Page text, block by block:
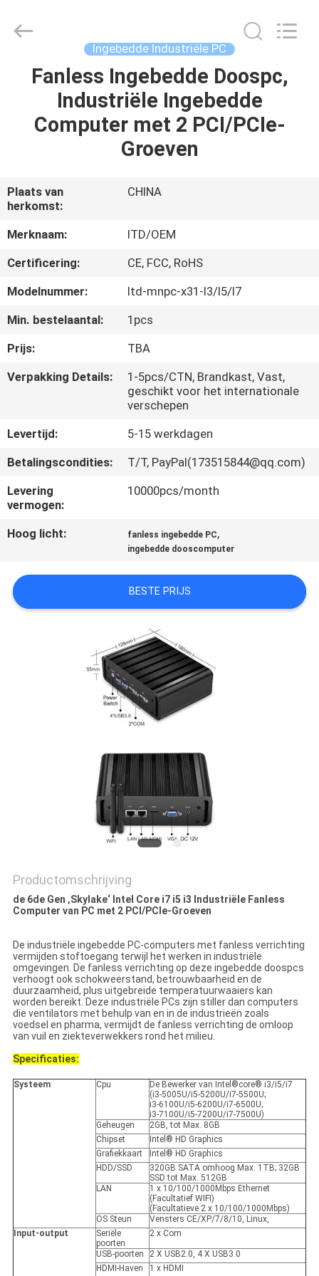
HUIS
PRODUCTEN
ONGEVEER
ONS
FABRIEKSREIS
KWALITEITSCONTROLE
CONTACTEER
VERZOEK
OM EEN
CITAAT
SITEMAP
PRIVACY
POLICY
Equipment
Ingebedde Industriële PC
Fanless Ingebedde Doospc,
Industriële Ingebedde
Computer met 2 PCI/PCIe-
Groeven
Plaats van
herkomst:
CHINA
Merknaam:
ITD/OEM
Certificering:
CE, FCC, RoHS
Modelnummer:
Itd-mnpc-x31-I3/I5/I7
Min. bestelaantal:
1pcs
Prijs:
TBA
Verpakking Details:
1-5pcs/CTN, Brandkast, Vast,
geschikt voor het internationale
verschepen
Levertijd:
5-15 werkdagen
Betalingscondities:
T/T, PayPal(173515844@qq.com)
Levering
vermogen:
10000pcs/month
Hoog licht: fanless ingebedde PC,
ingebedde dooscomputer
BESTE PRIJS
Productomschrijving
de 6de Gen ‚Skylake‘ Intel Core i7 i5 i3 Industriële Fanless
Computer van PC met 2 PCI/PCIe-Groeven
De industriële ingebedde PC-computers met fanless verrichting
vermijden stoftoegang terwijl het werken in industriële
omgevingen. De fanless verrichting op deze ingebedde doospcs
verhoogt ook schokweerstand, betrouwbaarheid en de
duurzaamheid, plus uitgebreide temperatuurwaaiers kan
worden bereikt. Deze industriële PCs zijn stiller dan computers
die ventilators met behulp van en in de industrieën zoals
voedsel en pharma, vermijdt de fanless verrichting de omloop
van vuil en ziekteverwekkers rond het milieu.
Specificaties:
Systeem Cpu
De Bewerker van Intel®core® i3/i5/i7
(i3-5005U/i5-5200U/i7-5500U;
i3-6100U/i5-6200U/i7-6500U;
i3-7100U/i5-7200U/i7-7500U)
Geheugen
2GB, tot Max. 8GB
Chipset
Intel® HD Graphics
Grafiekkaart
Intel® HD Graphics
HDD/SSD
320GB SATA omhoog Max. 1TB; 32GB
SSD tot Max. 512GB
LAN
1 x 10/100/1000Mbps Ethernet
(Facultatief WIFI)
(Facultatieve 2 x 10/100/1000Mbps)
OS Steun
Vensters CE/XP/7/8/10, Linux,
Input-output
Seriële
poorten
2 x Com
USB-poorten
2 X USB2.0, 4 X USB3.0
HDMI-Haven
1 x HDMI